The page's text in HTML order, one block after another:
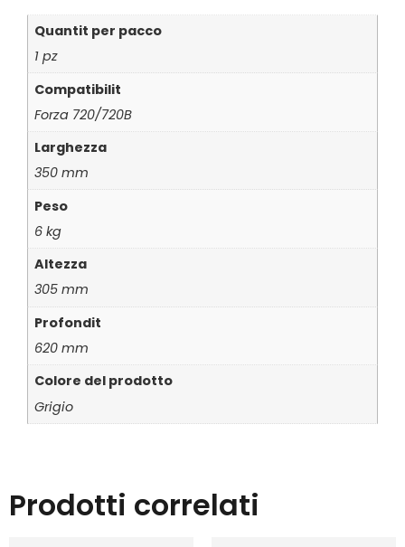
Quantit per pacco
1 pz
Compatibilit
Forza 720/720B
Larghezza
350 mm
Peso
6 kg
Altezza
305 mm
Profondit
620 mm
Colore del prodotto
Grigio
Prodotti correlati